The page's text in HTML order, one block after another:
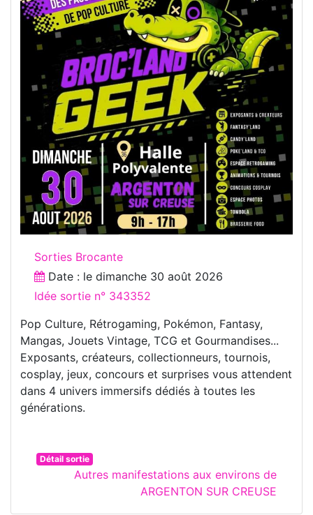
Sorties Brocante
Date : le dimanche 30 août 2026
Idée sortie n° 343352
Pop Culture, Rétrogaming, Pokémon, Fantasy,
Mangas, Jouets Vintage, TCG et Gourmandises...
Exposants, créateurs, collectionneurs, tournois,
cosplay, jeux, concours et surprises vous attendent
dans 4 univers immersifs dédiés à toutes les
générations.
Détail sortie
Autres manifestations aux environs de
ARGENTON SUR CREUSE